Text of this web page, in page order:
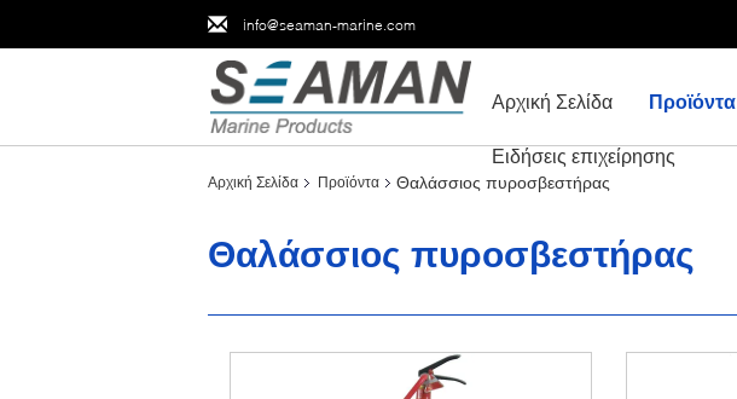
info@seaman-marine.com
Αρχική Σελίδα Προϊόντα
Ειδήσεις επιχείρησης
Αρχική Σελίδα Προϊόντα Θαλάσσιος πυροσβεστήρας
Θαλάσσιος πυροσβεστήρας